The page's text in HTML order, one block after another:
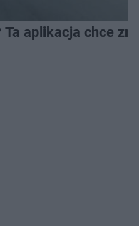
Ta aplikacja chce